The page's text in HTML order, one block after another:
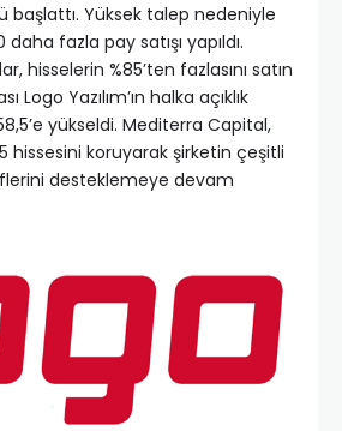
başlattı. Yüksek talep nedeniyle
fazla pay satışı yapıldı.
hisselerin %85’ten fazlasını satın
Logo Yazılım’ın halka açıklık
yükseldi. Mediterra Capital,
hissesini koruyarak şirketin çeşitli
desteklemeye devam